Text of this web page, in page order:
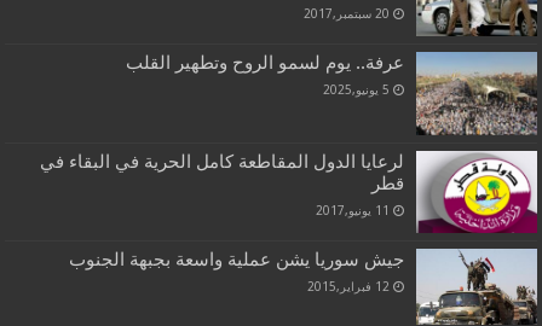
20 سبتمبر,2017
عرفة.. يوم لسمو الروح وتطهير القلب
5 يونيو,2025
لرعايا الدول المقاطعة كامل الحرية في البقاء في
قطر
11 يونيو,2017
جيش سوريا يشن عملية واسعة بجبهة الجنوب
12 فبراير,2015